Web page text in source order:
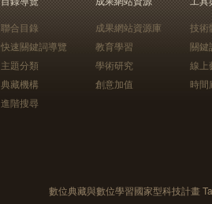
聯合目錄
快速關鍵詞導覽
主題分類
典藏機構
進階搜尋
成果網站資源庫
教育學習
學術研究
創意加值
技術
關鍵
線上
時間
數位典藏與數位學習國家型科技計畫